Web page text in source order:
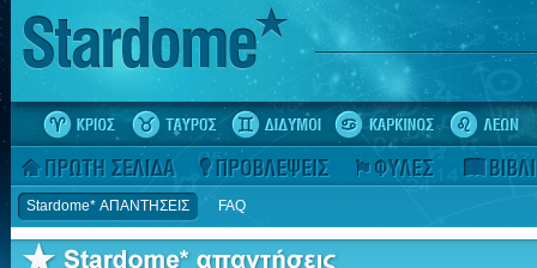
Stardome* ΑΠΑΝΤΗΣΕΙΣ FAQ